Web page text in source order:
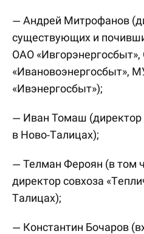
— Андрей Митрофанов
существующих и
ОАО
«Ивановоэнергосбыт»,
«Ивэнергосбыт»);
— Иван Томаш (директор
в Ново-Талицах);
— Телман Фероян (в том
директор совхоза
Талицах);
— Константин Бочаров